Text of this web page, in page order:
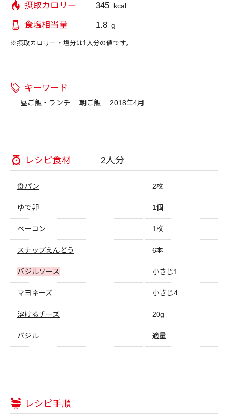
摂取カロリー 345 kcal
食塩相当量 1.8 g
※摂取カロリー・塩分は1人分の値です。
キーワード
昼ご飯・ランチ 朝ご飯 2018年4月
レシピ食材 2人分
食パン 2枚
ゆで卵 1個
ベーコン 1枚
スナップえんどう 6本
バジルソース 小さじ1
マヨネーズ 小さじ4
溶けるチーズ 20g
バジル 適量
レシピ手順